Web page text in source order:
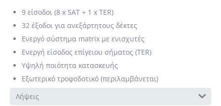
9 είσοδοι (8 x SAT + 1 x TER)
32 έξοδοι για ανεξάρτητους δέκτες
Ενεργό σύστημα matrix με ενισχυτές
Ενεργή είσοδος επίγειου σήματος (TER)
Υψηλή ποιότητα κατασκευής
Εξωτερικό τροφοδοτικό (περιλαμβάνεται)
Λήψεις